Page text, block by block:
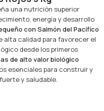
una nutrición superior
energía y desarrollo
con Salmón del Pacífico
alta calidad para favorecer el
desde los primeros
de alto valor biológico
esenciales para construir y
y saludable.